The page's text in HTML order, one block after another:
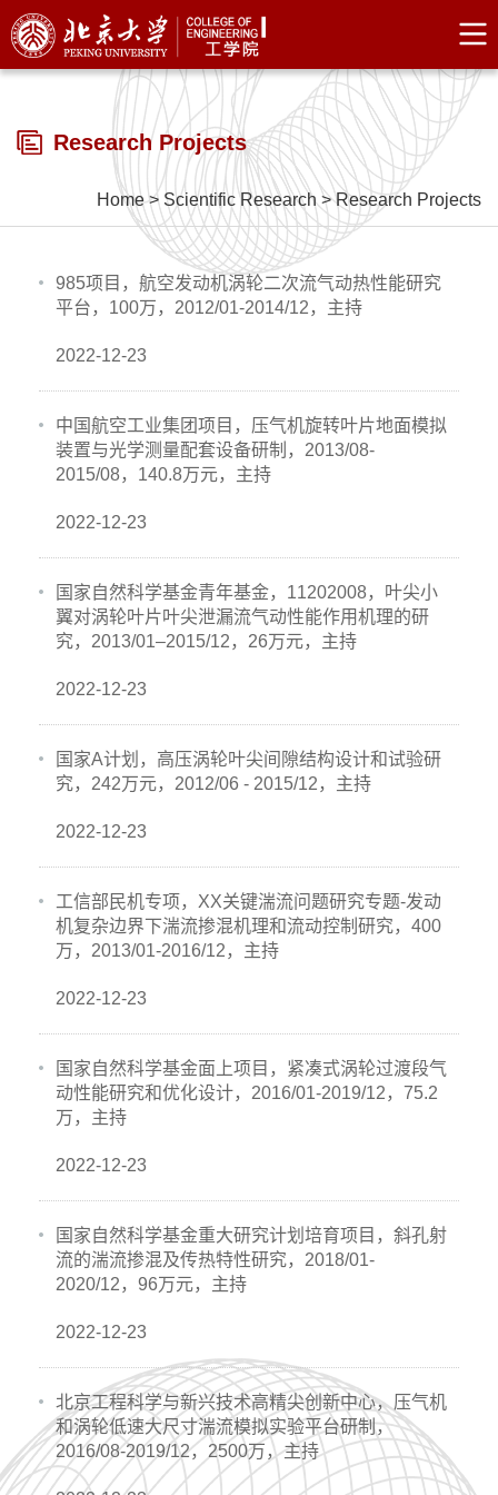
Research Projects
Home> Scientific Research>Research Projects
985项目，航空发动机涡轮二次流气动热性能研究
平台，100万，2012/01-2014/12，主持
2022-12-23
中国航空工业集团项目，压气机旋转叶片地面模拟
装置与光学测量配套设备研制，2013/08-
2015/08，140.8万元，主持
2022-12-23
国家自然科学基金青年基金，11202008，叶尖小
翼对涡轮叶片叶尖泄漏流气动性能作用机理的研
究，2013/01–2015/12，26万元，主持
2022-12-23
国家A计划，高压涡轮叶尖间隙结构设计和试验研
究，242万元，2012/06 - 2015/12，主持
2022-12-23
工信部民机专项，XX关键湍流问题研究专题-发动
机复杂边界下湍流掺混机理和流动控制研究，400
万，2013/01-2016/12，主持
2022-12-23
国家自然科学基金面上项目，紧凑式涡轮过渡段气
动性能研究和优化设计，2016/01-2019/12，75.2
万，主持
2022-12-23
国家自然科学基金重大研究计划培育项目，斜孔射
流的湍流掺混及传热特性研究，2018/01-
2020/12，96万元，主持
2022-12-23
北京工程科学与新兴技术高精尖创新中心，压气机
和涡轮低速大尺寸湍流模拟实验平台研制，
2016/08-2019/12，2500万，主持